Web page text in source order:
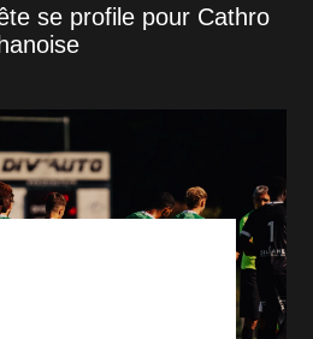
se profile pour Cathro